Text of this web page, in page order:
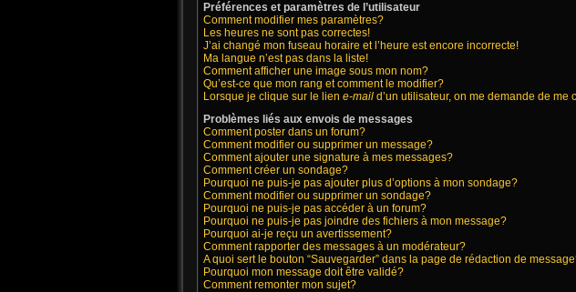
Préférences et paramètres de l’utilisateur
Comment modifier mes paramètres?
Les heures ne sont pas correctes!
J’ai changé mon fuseau horaire et l’heure est encore incorrecte!
Ma langue n’est pas dans la liste!
Comment afficher une image sous mon nom?
Qu’est-ce que mon rang et comment le modifier?
Lorsque je clique sur le lien e-mail d’un utilisateur, on me demande de me
Problèmes liés aux envois de messages
Comment poster dans un forum?
Comment modifier ou supprimer un message?
Comment ajouter une signature à mes messages?
Comment créer un sondage?
Pourquoi ne puis-je pas ajouter plus d’options à mon sondage?
Comment modifier ou supprimer un sondage?
Pourquoi ne puis-je pas accéder à un forum?
Pourquoi ne puis-je pas joindre des fichiers à mon message?
Pourquoi ai-je reçu un avertissement?
Comment rapporter des messages à un modérateur?
A quoi sert le bouton “Sauvegarder” dans la page de rédaction de
Pourquoi mon message doit être validé?
Comment remonter mon sujet?